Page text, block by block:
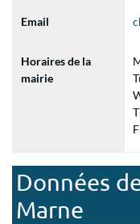
Email
Horaires de la
mairie
Données
Marne